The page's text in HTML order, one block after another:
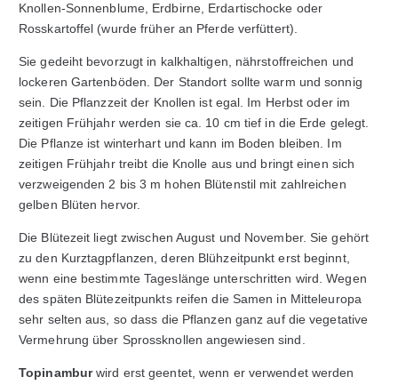
Knollen-Sonnenblume, Erdbirne, Erdartischocke oder
Rosskartoffel (wurde früher an Pferde verfüttert).
Sie gedeiht bevorzugt in kalkhaltigen, nährstoffreichen und
lockeren Gartenböden. Der Standort sollte warm und sonnig
sein. Die Pflanzzeit der Knollen ist egal. Im Herbst oder im
zeitigen Frühjahr werden sie ca. 10 cm tief in die Erde gelegt.
Die Pflanze ist winterhart und kann im Boden bleiben. Im
zeitigen Frühjahr treibt die Knolle aus und bringt einen sich
verzweigenden 2 bis 3 m hohen Blütenstil mit zahlreichen
gelben Blüten hervor.
Die Blütezeit liegt zwischen August und November. Sie gehört
zu den Kurztagpflanzen, deren Blühzeitpunkt erst beginnt,
wenn eine bestimmte Tageslänge unterschritten wird. Wegen
des späten Blütezeitpunkts reifen die Samen in Mitteleuropa
sehr selten aus, so dass die Pflanzen ganz auf die vegetative
Vermehrung über Sprossknollen angewiesen sind.
Topinamburwird erst geentet, wenn er verwendet werden